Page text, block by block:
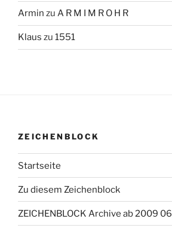
Armin zu A R M I M R O H R
Klaus zu 1551
ZEICHENBLOCK
Startseite
Zu diesem Zeichenblock
ZEICHENBLOCK Archive ab 2009 06